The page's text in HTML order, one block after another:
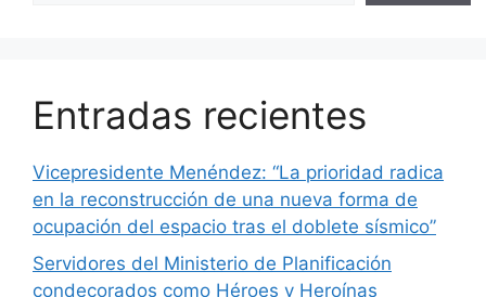
Entradas recientes
Vicepresidente Menéndez: “La prioridad radica
en la reconstrucción de una nueva forma de
ocupación del espacio tras el doblete sísmico”
Servidores del Ministerio de Planificación
condecorados como Héroes y Heroínas